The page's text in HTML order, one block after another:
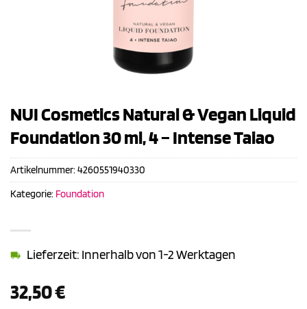
NUI Cosmetics Natural & Vegan Liquid
Foundation 30 ml, 4 – Intense Taiao
32,50€
Lieferzeit: Innerhalb von 1-2 Werktagen
Artikelnummer: 4260551940330
Kategorie: Foundation